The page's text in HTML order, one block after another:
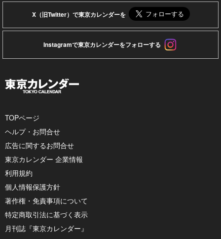
X（旧Twitter）で東京カレンダーを
Instagramで東京カレンダーをフォローする
TOPページ
ヘルプ・お問合せ
広告に関するお問合せ
東京カレンダー 企業情報
利用規約
個人情報保護方針
著作権・免責事項について
特定商取引法に基づく表示
月刊誌『東京カレンダー』